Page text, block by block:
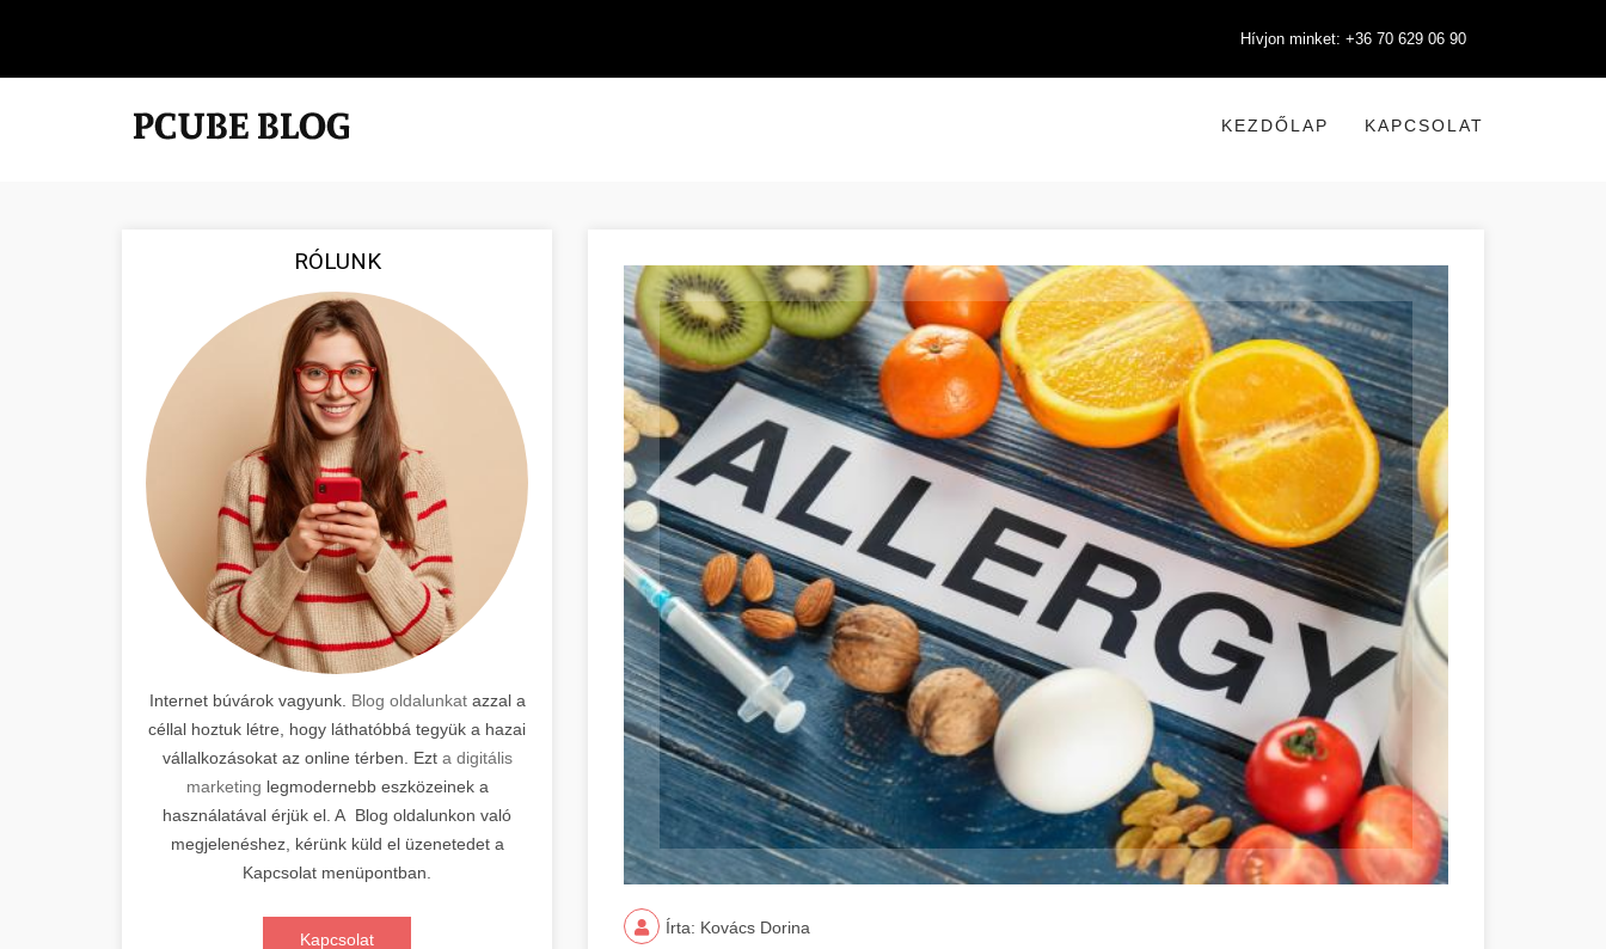
Hívjon minket: +36 70 629 06 90
KEZDŐLAP KAPCSOLAT
RÓLUNK
Internet búvárok vagyunk. Blog oldalunkatazzal a
céllal hoztuk létre, hogy láthatóbbá tegyük a hazai
vállalkozásokat az online térben. Ezt a digitális
marketing legmodernebb eszközeinek a
használatával érjük el. A Blog oldalunkon való
megjelenéshez, kérünk küld el üzenetedet a
Kapcsolat menüpontban.
Kapcsolat
Írta: Kovács Dorina